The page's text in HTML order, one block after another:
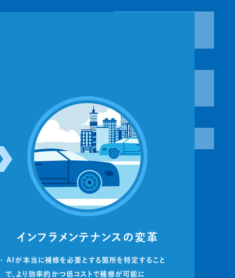
インフラメンテナンスの変革
・ AIが本当に補修を必要とする箇所を特定すること
で、より効率的かつ低コストで補修が可能に